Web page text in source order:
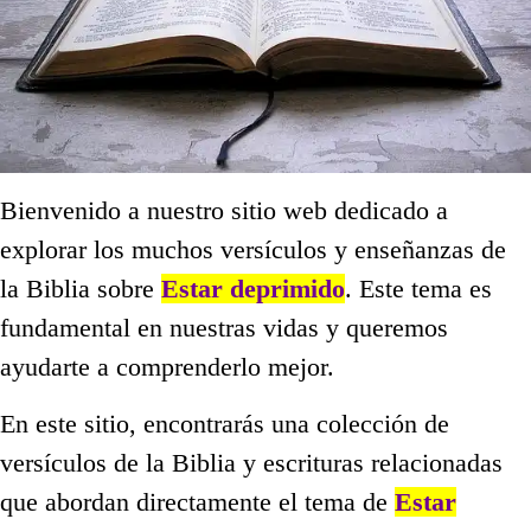
Bienvenido a nuestro sitio web dedicado a
explorar los muchos versículos y enseñanzas de
la Biblia sobre Estar deprimido. Este tema es
fundamental en nuestras vidas y queremos
ayudarte a comprenderlo mejor.
En este sitio, encontrarás una colección de
versículos de la Biblia y escrituras relacionadas
que abordan directamente el tema de Estar